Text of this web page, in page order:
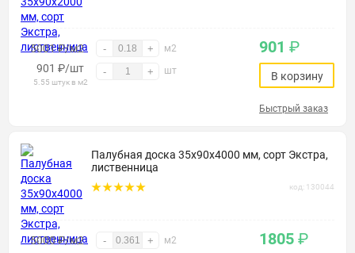
5001 ₽/м2 - + м2
901 ₽/шт
5.55 штук в м2
- + шт
901 ₽
В корзину
Быстрый заказ
Палубная доска 35х90х4000 мм, сорт Экстра,
лиственница
код: 130044
5000 ₽/м2 - + м2 1805 ₽